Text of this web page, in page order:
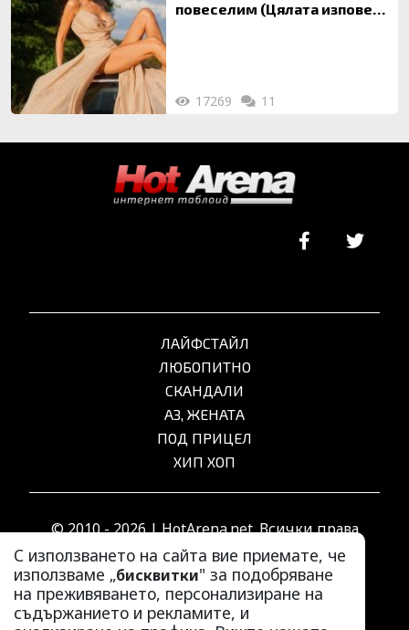
повеселим (Цялата изповед
17269 11
С използването на сайта вие приемате, че
използваме „бисквитки" за подобряване
на преживяването, персонализиране на
съдържанието и рекламите, и
ЛАЙФСТАЙЛ
ЛЮБОПИТНО
СКАНДАЛИ
АЗ, ЖЕНАТА
ПОД ПРИЦЕЛ
ХИП ХОП
© 2010 - 2026 | HotArena.net. Всички права
запазени.
РЕКЛАМА